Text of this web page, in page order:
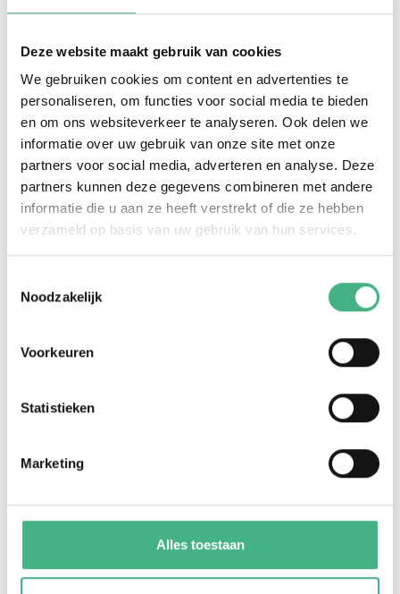
Deze website maakt gebruik van cookies
We gebruiken cookies om content en advertenties te
personaliseren, om functies voor social media te bieden
en om ons websiteverkeer te analyseren. Ook delen we
informatie over uw gebruik van onze site met onze
partners voor social media, adverteren en analyse. Deze
partners kunnen deze gegevens combineren met andere
informatie die u aan ze heeft verstrekt of die ze hebben
verzameld op basis van uw gebruik van hun services.
Noodzakelijk
Voorkeuren
Statistieken
Marketing
Alles toestaan
Cheneida Hasselbaink
Cheneida is mantelzorgadviseur.
Ymke is mantelzorgadviseur.